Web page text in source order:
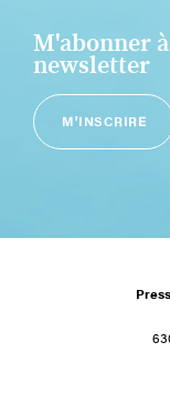
M'abonner
newsletter
M'INSCRIRE